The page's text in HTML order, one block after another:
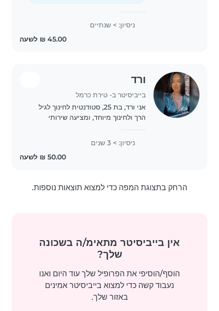
ניסיון: > שנתיים
ורד
בייביסיטר ב- טירת כרמל
אני ורד, בת 25, סטודנטית לחינוך לגיל
הרך ולחינוך מיוחד, ומציעה שירותי
ילדים עם צרכים מיוחדים. אני סבלנית,
ניסיון: > 3 שנים
הרחק בתצוגת המפה כדי למצוא תוצאות נוספות.
אין בייביסיטר מתאימ/ה בשכונה
שלך?
הוסף/הוסיפי את הפרופיל שלך עוד היום ואנו
נעבוד קשה כדי למצוא בייביסיטר אמינים
באזור שלך.